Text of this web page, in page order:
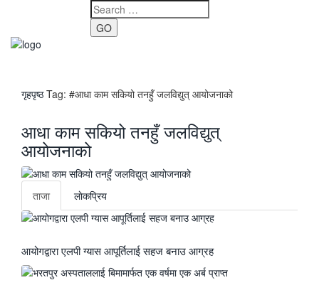
GO
गृहपृष्ठTag: #आधा काम सकियो तनहुँ जलविद्युत् आयोजनाको
आधा काम सकियो तनहुँ जलविद्युत्
आयोजनाको
ताजा लाेकप्रिय
आयोगद्वारा एलपी ग्यास आपूर्तिलाई सहज बनाउ आग्रह